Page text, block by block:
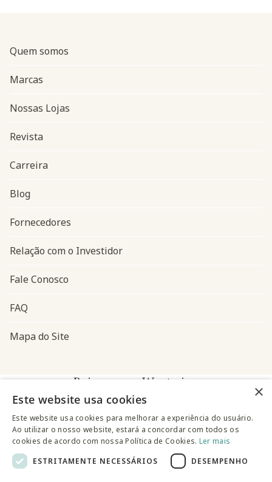
Navegação do rodapé
Quem somos
Marcas
Nossas Lojas
Revista
Carreira
Blog
Fornecedores
Relação com o Investidor
Fale Conosco
FAQ
Mapa do Site
Baixe o app Westwing
×
Este website usa cookies
Este website usa cookies para melhorar a experiência do usuário.
Ao utilizar o nosso website, estará a concordar com todos os
cookies de acordo com nossa Política de Cookies. Ler mais
ESTRITAMENTE NECESSÁRIOS
DESEMPENHO